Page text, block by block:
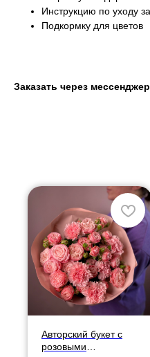
Инструкцию по уходу
Подкормку для цветов
Заказать через
Авторский букет с
розовыми